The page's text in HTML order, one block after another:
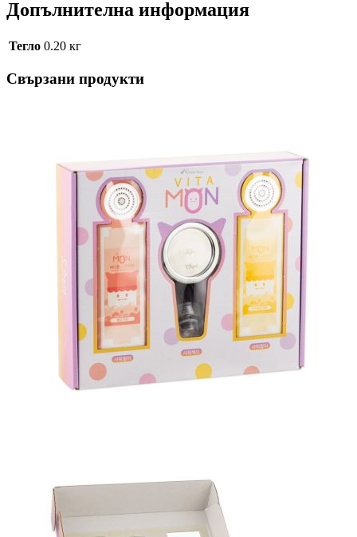
Допълнителна информация
Тегло 0.20 кг
Свързани продукти